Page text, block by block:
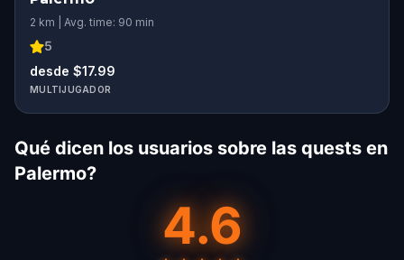
2 km | Avg. time: 90 min
5
desde $17.99
MULTIJUGADOR
Qué dicen los usuarios sobre las quests en
Palermo?
4.6